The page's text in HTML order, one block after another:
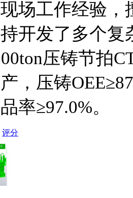
场工作经验
开发了多个
压铸节拍
，压铸
率≥97.0%。
评分